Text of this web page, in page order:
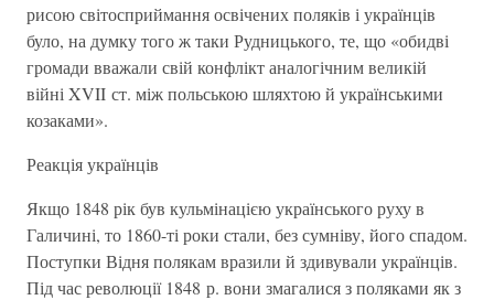
рисою світосприймання освічених поляків і українців
було, на думку того ж таки Рудницького, те, що «обидві
громади вважали свій конфлікт аналогічним великій
війні XVII ст. між польською шляхтою й українськими
козаками».
Реакція українців
Якщо 1848 рік був кульмінацією українського руху в
Галичині, то 1860-ті роки стали, без сумніву, його спадом.
Поступки Відня полякам вразили й здивували українців.
Під час революції 1848 р. вони змагалися з поляками як з